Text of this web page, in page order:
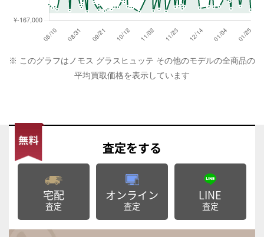
※ このグラフはノモス グラスヒュッテ その他のモデルの全商品の
平均買取価格を表示しています
査定をする
宅配
査定
オンライン
査定
LINE
査定